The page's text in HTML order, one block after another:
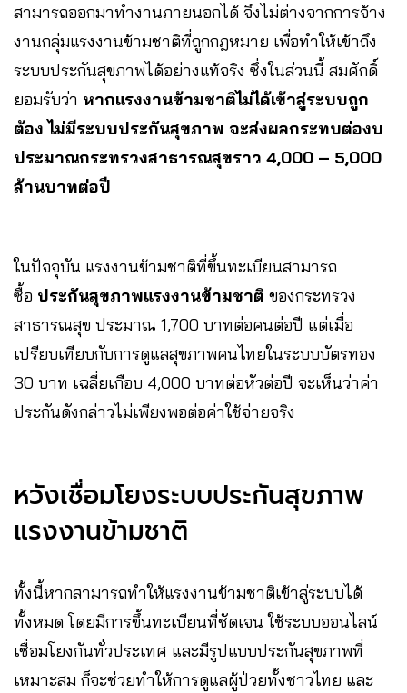
สามารถออกมาทำงานภายนอกได้ จึงไม่ต่างจากการจ้าง
งานกลุ่มแรงงานข้ามชาติที่ถูกกฎหมาย เพื่อทำให้เข้าถึง
ระบบประกันสุขภาพได้อย่างแท้จริง ซึ่งในส่วนนี้ สมศักดิ์
ยอมรับว่า หากแรงงานข้ามชาติไม่ได้เข้าสู่ระบบถูก
ต้อง ไม่มีระบบประกันสุขภาพ จะส่งผลกระทบต่องบ
ประมาณกระทรวงสาธารณสุขราว 4,000 – 5,000
ล้านบาทต่อปี
ในปัจจุบัน แรงงานข้ามชาติที่ขึ้นทะเบียนสามารถ
ซื้อ ประกันสุขภาพแรงงานข้ามชาติ ของกระทรวง
สาธารณสุข ประมาณ 1,700 บาทต่อคนต่อปี แต่เมื่อ
เปรียบเทียบกับการดูแลสุขภาพคนไทยในระบบบัตรทอง
30 บาท เฉลี่ยเกือบ 4,000 บาทต่อหัวต่อปี จะเห็นว่าค่า
ประกันดังกล่าวไม่เพียงพอต่อค่าใช้จ่ายจริง
หวังเชื่อมโยงระบบประกันสุขภาพ
แรงงานข้ามชาติ
ทั้งนี้หากสามารถทำให้แรงงานข้ามชาติเข้าสู่ระบบได้
ทั้งหมด โดยมีการขึ้นทะเบียนที่ชัดเจน ใช้ระบบออนไลน์
เชื่อมโยงกันทั่วประเทศ และมีรูปแบบประกันสุขภาพที่
เหมาะสม ก็จะช่วยทำให้การดูแลผู้ป่วยทั้งชาวไทย และ